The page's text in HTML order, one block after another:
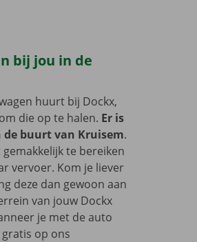
bij jou in de
huurt bij Dockx,
die op te halen. Er is
de buurt van Kruisem.
te bereiken
vervoer. Kom je liever
deze dan gewoon aan
van jouw Dockx
je met de auto
op ons